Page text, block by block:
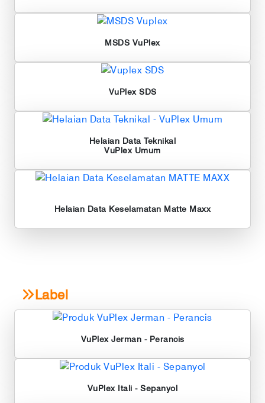
MSDS VuPlex
VuPlex SDS
Helaian Data Teknikal
VuPlex Umum
Helaian Data Keselamatan Matte Maxx
Label
VuPlex Jerman - Perancis
VuPlex Itali - Sepanyol